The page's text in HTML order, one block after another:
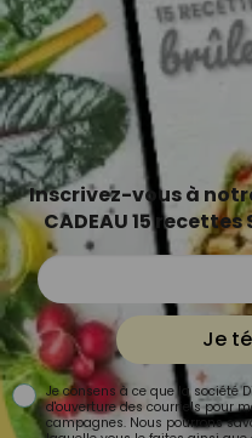
Inscrivez-vous à
CADEAU 15 recettes
Je
Je consens à ce que la société
d'ouverture des courriels pour
campagnes. Nous pourrons